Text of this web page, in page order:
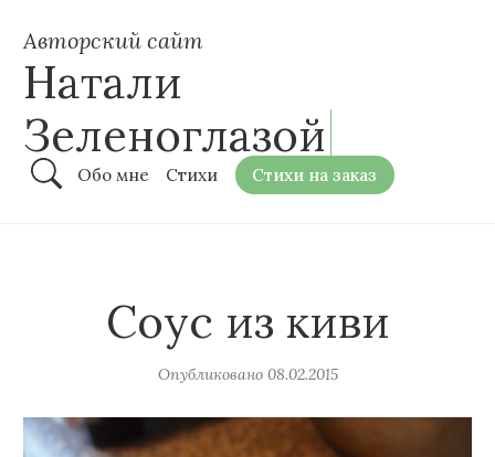
Авторский сайт
Натали
Зеленоглазой
Обо мне Стихи Стихи на заказ
Соус из киви
Опубликовано 08.02.2015